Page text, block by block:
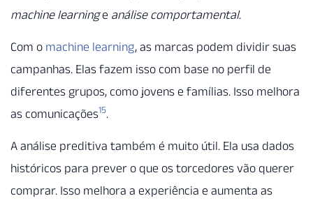
machine learninge análise comportamental.
Com o machine learning, as marcas podem dividir suas
campanhas. Elas fazem isso com base no perfil de
diferentes grupos, como jovens e famílias. Isso melhora
as comunicações15.
A análise preditiva também é muito útil. Ela usa dados
históricos para prever o que os torcedores vão querer
comprar. Isso melhora a experiência e aumenta as